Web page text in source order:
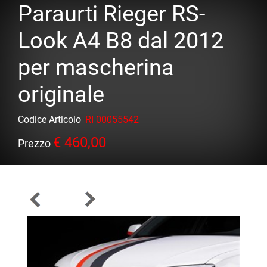
Paraurti Rieger RS-
Look A4 B8 dal 2012
per mascherina
originale
Codice Articolo RI 00055542
Prezzo € 460,00